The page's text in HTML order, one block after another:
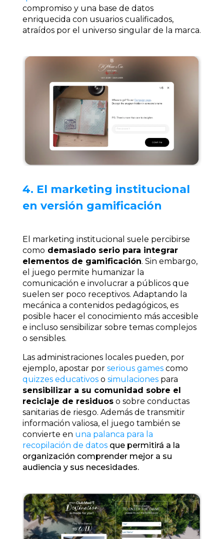
compromiso y una base de datos
enriquecida con usuarios cualificados,
atraídos por el universo singular de la marca.
4. El marketing institucional
en versión gamificación
El marketing institucional suele percibirse
como demasiado serio para integrar
elementos de gamificación. Sin embargo,
el juego permite humanizar la
comunicación e involucrar a públicos que
suelen ser poco receptivos. Adaptando la
mecánica a contenidos pedagógicos, es
posible hacer el conocimiento más accesible
e incluso sensibilizar sobre temas complejos
o sensibles.
Las administraciones locales pueden, por
ejemplo, apostar por serious gamescomo
quizzes educativoso simulacionespara
sensibilizar a su comunidad sobre el
reciclaje de residuos o sobre conductas
sanitarias de riesgo. Además de transmitir
información valiosa, el juego también se
convierte en una palanca para la
recopilación de datosque permitirá a la
organización comprender mejor a su
audiencia y sus necesidades.